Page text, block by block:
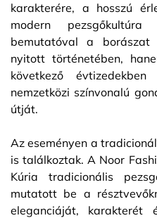
karakterére, a hosszú
modern
bemutatóval a
nyitott történetében,
következő
nemzetközi színvonalú
útját.
Az eseményen a
is találkoztak. A Noor
Kúria tradicionális
mutatott be a
eleganciáját, karakterét